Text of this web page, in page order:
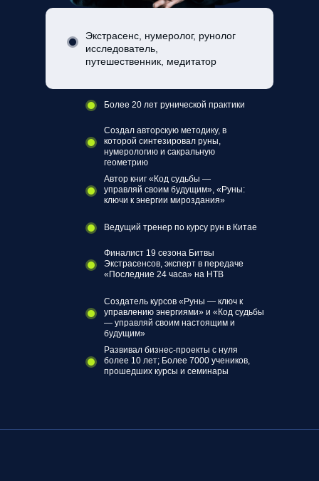
Экстрасенс, нумеролог, рунолог
исследователь,
путешественник, медитатор
Создал авторскую методику, в
которой синтезировал руны,
нумерологию и сакральную
геометрию
Автор книг «Код судьбы —
управляй своим будущим», «Руны:
ключи к энергии мироздания»
Ведущий тренер по курсу рун в Китае
Финалист 19 сезона Битвы
Экстрасенсов, эксперт в передаче
«Последние 24 часа» на НТВ
Создатель курсов «Руны — ключ к
управлению энергиями» и «Код судьбы
— управляй своим настоящим и
будущим»
Развивал бизнес-проекты с нуля
более 10 лет; Более 7000 учеников,
прошедших курсы и семинары
Более 20 лет рунической практики